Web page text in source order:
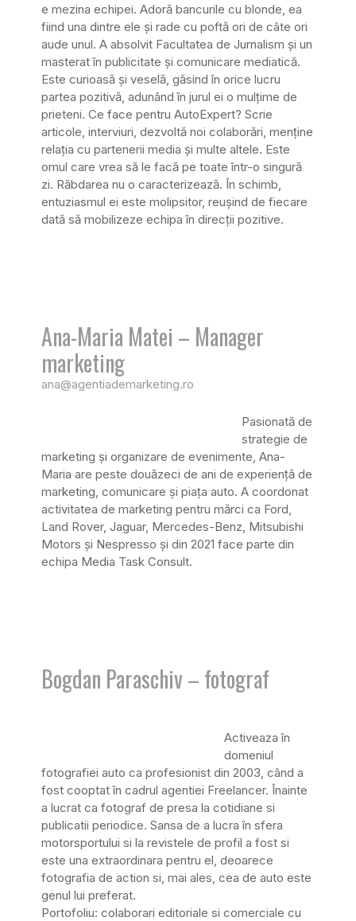
e mezina echipei. Adoră bancurile cu blonde, ea
fiind una dintre ele și rade cu poftă ori de câte ori
aude unul. A absolvit Facultatea de Jurnalism și un
masterat în publicitate și comunicare mediatică.
Este curioasă și veselă, găsind în orice lucru
partea pozitivă, adunând în jurul ei o mulțime de
prieteni. Ce face pentru AutoExpert? Scrie
articole, interviuri, dezvoltă noi colaborări, menține
relația cu partenerii media și multe altele. Este
omul care vrea să le facă pe toate într-o singură
zi. Răbdarea nu o caracterizează. În schimb,
entuziasmul ei este molipsitor, reușind de fiecare
dată să mobilizeze echipa în direcții pozitive.
Ana-Maria Matei – Manager
marketing
ana@agentiademarketing.ro
Pasionată de
strategie de
marketing şi organizare de evenimente, Ana-
Maria are peste douăzeci de ani de experienţă de
marketing, comunicare şi piaţa auto. A coordonat
activitatea de marketing pentru mărci ca Ford,
Land Rover, Jaguar, Mercedes-Benz, Mitsubishi
Motors şi Nespresso şi din 2021 face parte din
echipa Media Task Consult.
Bogdan Paraschiv – fotograf
Activeaza în
domeniul
fotografiei auto ca profesionist din 2003, când a
fost cooptat în cadrul agentiei Freelancer. Înainte
a lucrat ca fotograf de presa la cotidiane si
publicatii periodice. Sansa de a lucra în sfera
motorsportului si la revistele de profil a fost si
este una extraordinara pentru el, deoarece
fotografia de action si, mai ales, cea de auto este
genul lui preferat.
Portofoliu: colaborari editoriale si comerciale cu